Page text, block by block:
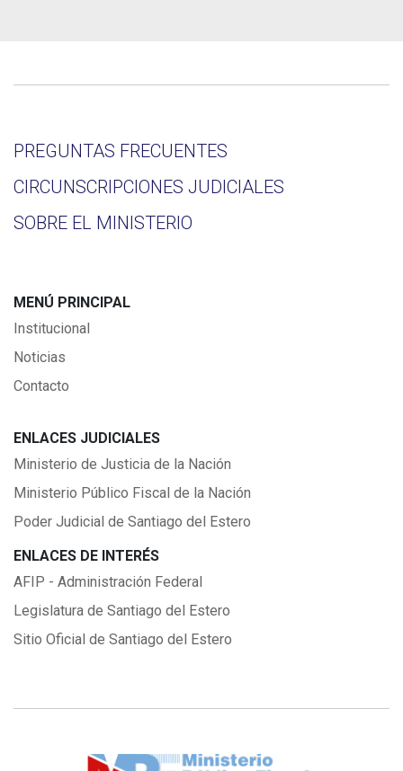
PREGUNTAS FRECUENTES
CIRCUNSCRIPCIONES JUDICIALES
SOBRE EL MINISTERIO
MENÚ PRINCIPAL
Institucional
Noticias
Contacto
ENLACES JUDICIALES
Ministerio de Justicia de la Nación
Ministerio Público Fiscal de la Nación
Poder Judicial de Santiago del Estero
ENLACES DE INTERÉS
AFIP - Administración Federal
Legislatura de Santiago del Estero
Sitio Oficial de Santiago del Estero